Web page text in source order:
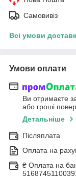
Самовивіз
Всі умови
Умови оплати
Ви отримаєте
або гроші
Детальніше
Післяплата
Оплата на
₴ Оплата на